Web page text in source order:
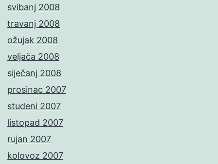
svibanj 2008
travanj 2008
ožujak 2008
veljača 2008
siječanj 2008
prosinac 2007
studeni 2007
listopad 2007
rujan 2007
kolovoz 2007